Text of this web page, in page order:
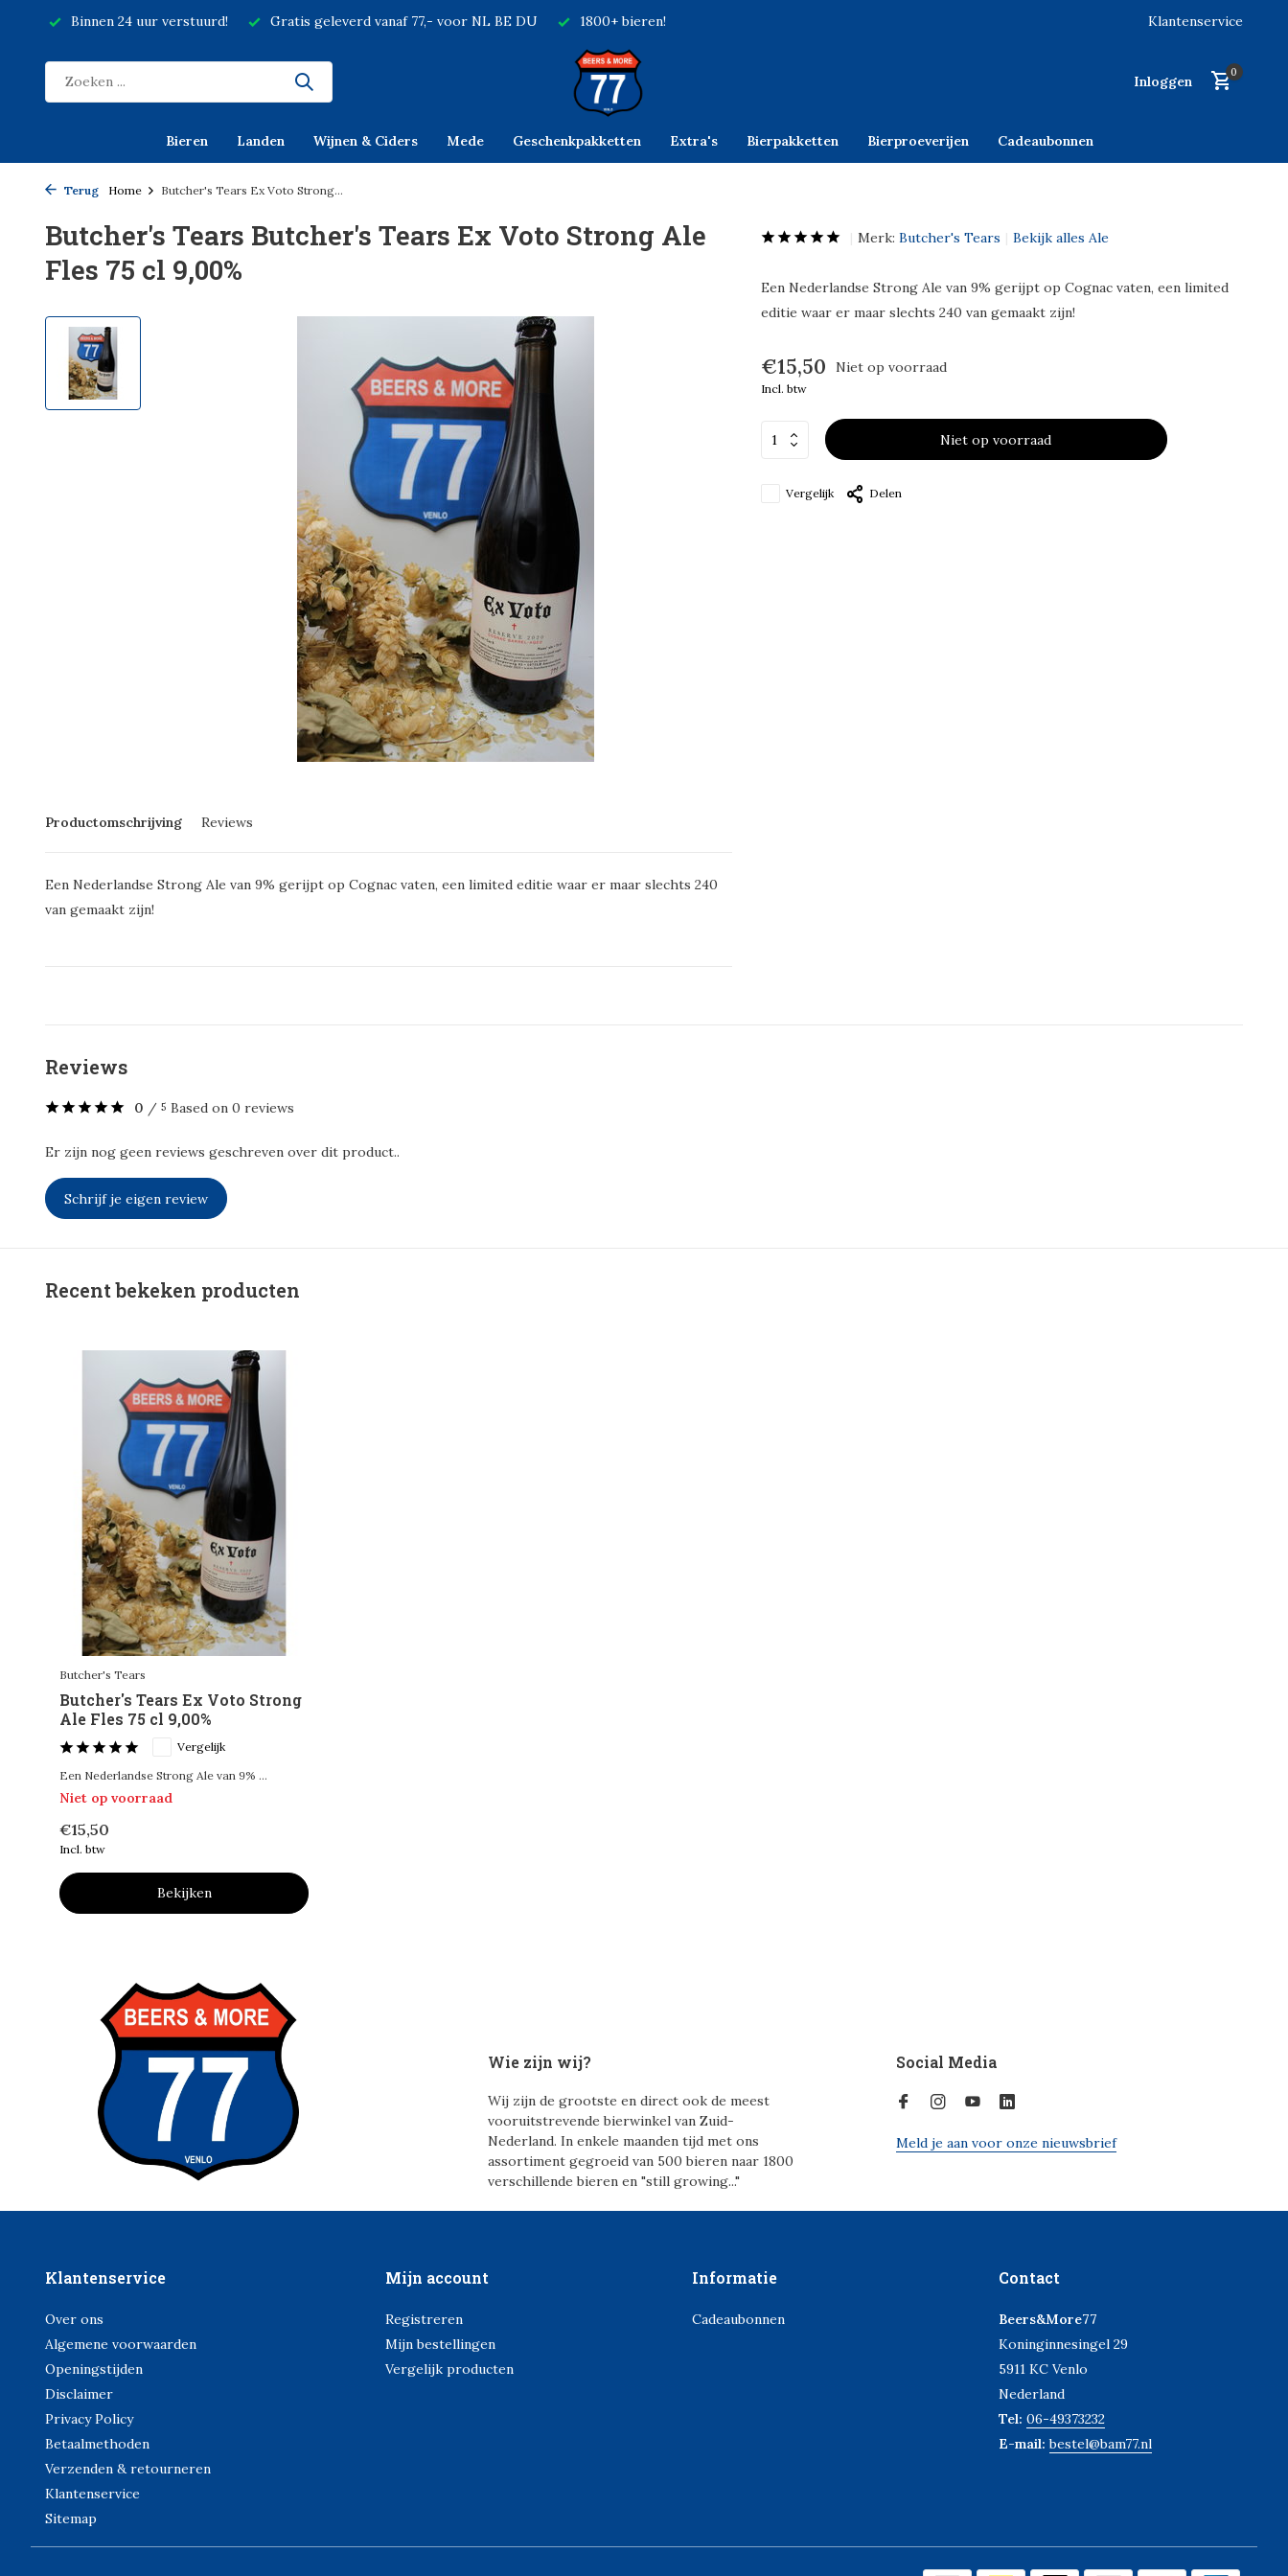
Binnen 24 uur verstuurd! Gratis geleverd vanaf 77,- voor NL BE DU 1800+ bieren! Klantenservice
Inloggen
0
Bieren Landen Wijnen & Ciders Mede Geschenkpakketten Extra's Bierpakketten Bierproeverijen Cadeaubonnen
Terug Home Butcher's Tears Ex Voto Strong...
Butcher's Tears Butcher's Tears Ex Voto Strong Ale
Fles 75 cl 9,00%
Productomschrijving Reviews
Een Nederlandse Strong Ale van 9% gerijpt op Cognac vaten, een limited editie waar er maar slechts 240
van gemaakt zijn!
Merk: Butcher's Tears Bekijk alles Ale
Een Nederlandse Strong Ale van 9% gerijpt op Cognac vaten, een limited
editie waar er maar slechts 240 van gemaakt zijn!
€15,50 Niet op voorraad
Incl. btw
Niet op voorraad
Vergelijk Delen
Reviews
0 / 5 Based on 0 reviews
Er zijn nog geen reviews geschreven over dit product..
Schrijf je eigen review
Recent bekeken producten
Butcher's Tears
Butcher's Tears Ex Voto Strong
Ale Fles 75 cl 9,00%
Vergelijk
Een Nederlandse Strong Ale van 9% ...
Niet op voorraad
€15,50
Incl. btw
Bekijken
Wie zijn wij?
Wij zijn de grootste en direct ook de meest
vooruitstrevende bierwinkel van Zuid-
Nederland. In enkele maanden tijd met ons
assortiment gegroeid van 500 bieren naar 1800
verschillende bieren en "still growing..."
Social Media
Meld je aan voor onze nieuwsbrief
Klantenservice
Over ons
Algemene voorwaarden
Openingstijden
Disclaimer
Privacy Policy
Betaalmethoden
Verzenden & retourneren
Klantenservice
Sitemap
Mijn account
Registreren
Mijn bestellingen
Vergelijk producten
Informatie
Cadeaubonnen
Contact
Beers&More77
Koninginnesingel 29
5911 KC Venlo
Nederland
Tel: 06-49373232
E-mail:bestel@bam77.nl